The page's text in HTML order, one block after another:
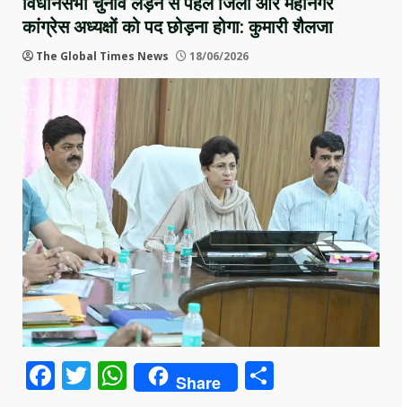
कांग्रेस अध्यक्षों को पद छोड़ना होगा: कुमारी शैलजा
The Global Times News 18/06/2026
Facebook
Twitter
WhatsApp
Share